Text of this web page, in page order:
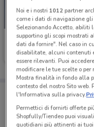
-3
Unieuro
Scade domenica 2.9
Porta
Puoi trovare
salvarle e
dal tuo
Noi e i nostri 1012partner
come i dati di navigazione
Selezionando Accetto,
supportino gli scopi mostrati
dati da fornire". Nel caso in
disabilitate, alcuni contenuti
essere rilevanti. Puoi
modificare le tue scelte o
Mostra finalità in fondo alla
contesto del nostro Sito
l'Informativa sulla privacy.
Permettici di fornirti offerte
Shopfully/Tiendeo puoi
quotidiani più attinenti ai